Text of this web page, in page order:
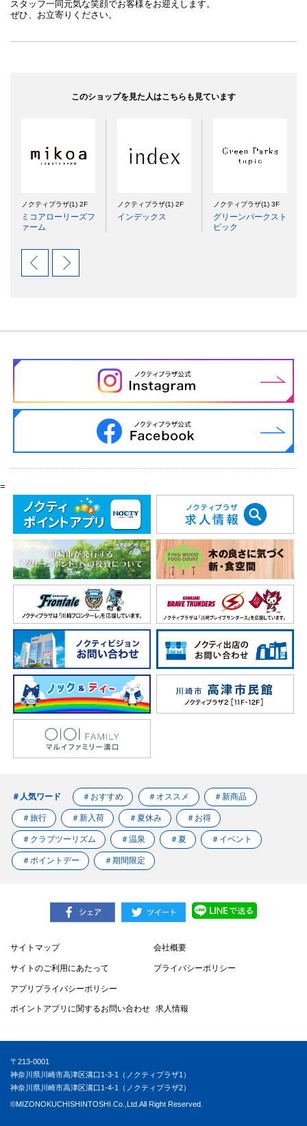
スタッフ一同元気な笑顔でお客様をお迎えします。
ぜひ、お立寄りください。
このショップを見た人はこちらも見ています
ノクティプラザ(1) 2F
ミコアローリーズフ
ァーム
ノクティプラザ(1) 2F
インデックス
ノクティプラザ(1) 3F
グリーンパークスト
ピック
=
＃人気ワード ＃おすすめ ＃オススメ ＃新商品
＃旅行 ＃新入荷 ＃夏休み ＃お得
＃クラブツーリズム ＃温泉 ＃夏 ＃イベント
＃ポイントデー ＃期間限定
サイトマップ 会社概要
サイトのご利用にあたって プライバシーポリシー
アプリプライバシーポリシー
ポイントアプリに関するお問い合わせ 求人情報
〒213-0001
神奈川県川崎市高津区溝口1-3-1（ノクティプラザ1）
神奈川県川崎市高津区溝口1-4-1（ノクティプラザ2）
©MIZONOKUCHISHINTOSHI.Co.,Ltd.All Right Reserved.